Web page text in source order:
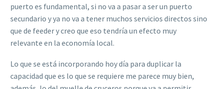
puerto es fundamental, si no va a pasar a ser un puerto
secundario y ya no va a tener muchos servicios directos sino
que de feeder y creo que eso tendría un efecto muy
relevante en la economía local.
Lo que se está incorporando hoy día para duplicar la
capacidad que es lo que se requiere me parece muy bien,